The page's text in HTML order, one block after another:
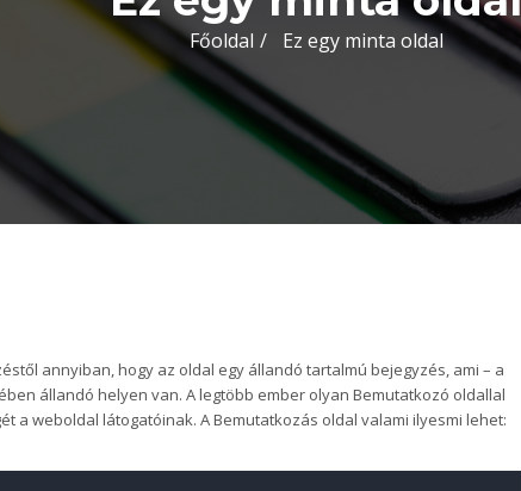
Főoldal Ez egy minta oldal
annyiban, hogy az oldal egy állandó tartalmú bejegyzés, ami – a
állandó helyen van. A legtöbb ember olyan Bemutatkozó oldallal
a weboldal látogatóinak. A Bemutatkozás oldal valami ilyesmi lehet: